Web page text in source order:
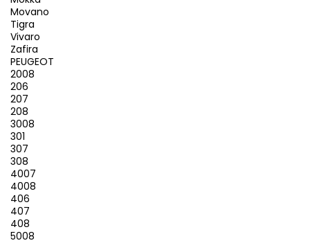
Movano
Tigra
Vivaro
Zafira
PEUGEOT
2008
206
207
208
3008
301
307
308
4007
4008
406
407
408
5008